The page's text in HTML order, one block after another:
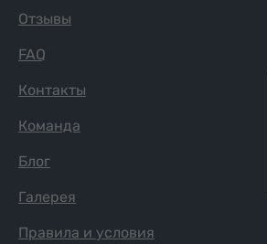
Отзывы
FAQ
Контакты
Команда
Блог
Галерея
Правила и условия